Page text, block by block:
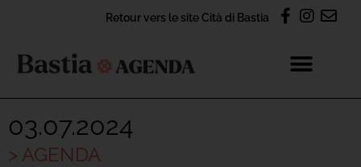
Retour vers le site Cità di Bastia
03.07.2024
> AGENDA